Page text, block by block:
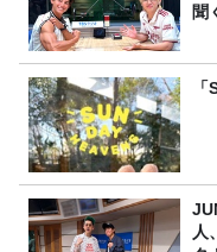
聞
JUNK バナナマ
人